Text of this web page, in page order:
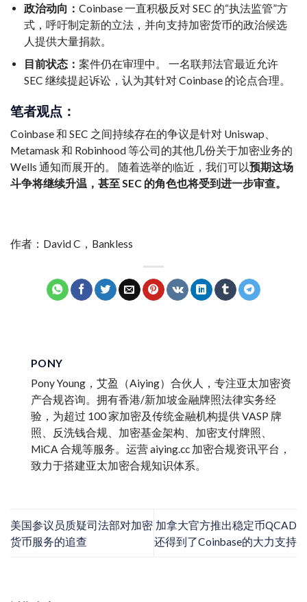
政治动向：Coinbase 一直积极反对 SEC 的“执法监管”方
式，呼吁制定新的立法，并向支持加密货币的政治候选
人提供大量捐款。
目前状态：案件仍在审理中。 一名联邦法官最近允许
SEC 继续提起诉讼，认为其针对 Coinbase 的论点合理。
笔者观点：
Coinbase 和 SEC 之间持续存在的争议是针对 Uniswap、
Metamask 和 Robinhood 等公司的其他几份关于加密业务的
Wells 通知而展开的。 随着选举的临近，我们可以预期这场
斗争将继续升温，甚至 SEC 的角色也将受到进一步审查。
作者：David C，Bankless
PONY
Pony Young，艾盈（Aiying）合伙人，专注亚太加密资
产合规咨询。拥有香港/新加坡金融牌照法律实务经
验，为超过 100 家加密及传统金融机构提供 VASP 牌
照、反洗钱合规、加密基金架构、加密支付牌照、
MiCA 合规等服务。运营 aiying.cc 加密合规资讯平台，
致力于搭建亚太加密合规知识体系。
美国参议员质疑司法部对加密
货币服务的追查
加拿大官方推出稳定币QCAD
还得到了Coinbase的大力支持